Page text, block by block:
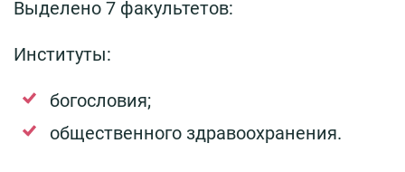
Выделено 7 факультетов:
Институты:
богословия;
общественного здравоохранения.